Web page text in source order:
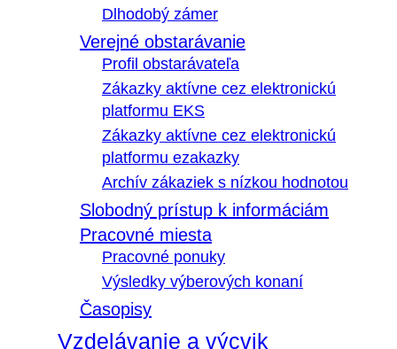
Dlhodobý zámer
Verejné obstarávanie
Profil obstarávateľa
Zákazky aktívne cez elektronickú
platformu EKS
Zákazky aktívne cez elektronickú
platformu ezakazky
Archív zákaziek s nízkou hodnotou
Slobodný prístup k informáciám
Pracovné miesta
Pracovné ponuky
Výsledky výberových konaní
Časopisy
Vzdelávanie a výcvik